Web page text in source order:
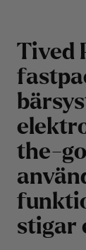
Tived
the-
stigar